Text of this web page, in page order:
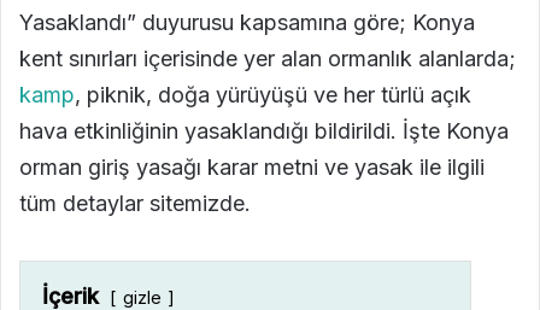
Yasaklandı” duyurusu kapsamına göre; Konya
kent sınırları içerisinde yer alan ormanlık alanlarda;
kamp, piknik, doğa yürüyüşü ve her türlü açık
hava etkinliğinin yasaklandığı bildirildi. İşte Konya
orman giriş yasağı karar metni ve yasak ile ilgili
tüm detaylar sitemizde.
İçerik gizle